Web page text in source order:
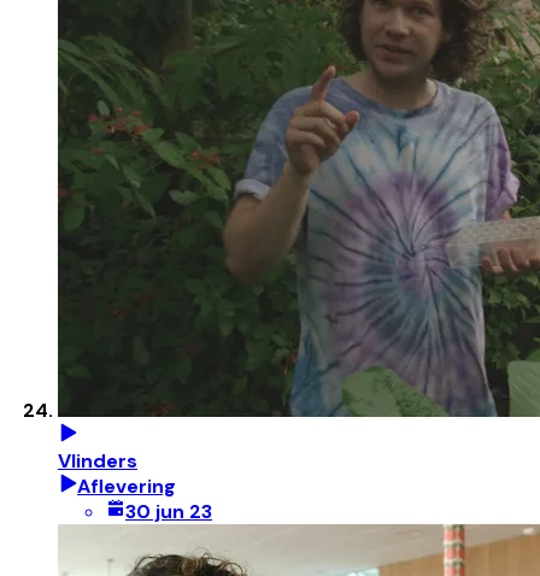
Vlinders
Aflevering
30 jun 23